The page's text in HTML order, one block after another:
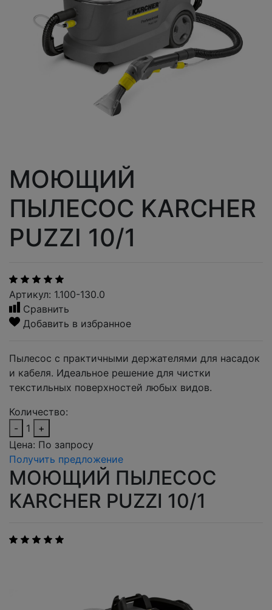
МОЮЩИЙ
ПЫЛЕСОС KARCHER
PUZZI 10/1
Артикул: 1.100-130.0
Сравнить
Добавить в избранное
Пылесос с практичными держателями для насадок
и кабеля. Идеальное решение для чистки
текстильных поверхностей любых видов.
Количество:
-
1
+
Цена: По запросу
Получить предложение
МОЮЩИЙ ПЫЛЕСОС
KARCHER PUZZI 10/1